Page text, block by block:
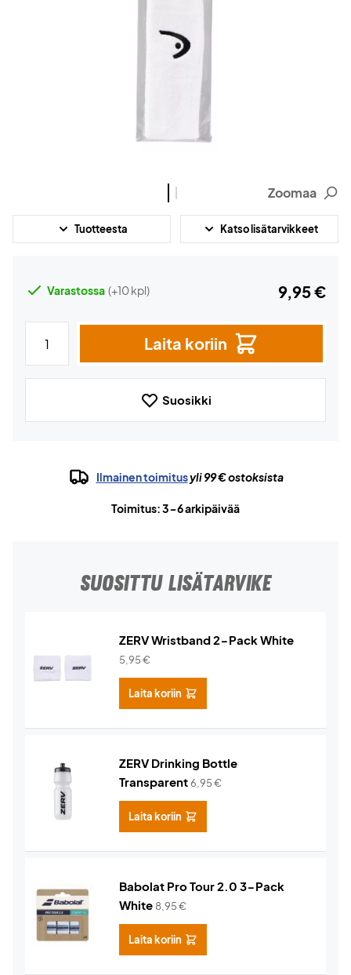
Zoomaa
Tuotteesta Katso lisätarvikkeet
Varastossa (+10 kpl) 9,95 €
Laita koriin
Suosikki
Ilmainen toimitusyli 99 € ostoksista
Toimitus: 3-6 arkipäivää
SUOSITTU LISÄTARVIKE
ZERV Wristband 2-Pack White
5,95€
Laita koriin
ZERV Drinking Bottle
Transparent6,95€
Laita koriin
Babolat Pro Tour 2.0 3-Pack
White 8,95€
Laita koriin